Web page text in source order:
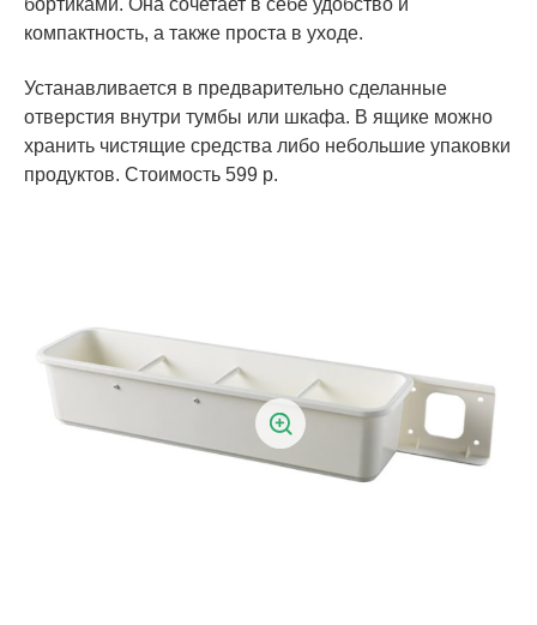
бортиками. Она сочетает в себе удобство и
компактность, а также проста в уходе.
Устанавливается в предварительно сделанные
отверстия внутри тумбы или шкафа. В ящике можно
хранить чистящие средства либо небольшие упаковки
продуктов. Стоимость 599 р.